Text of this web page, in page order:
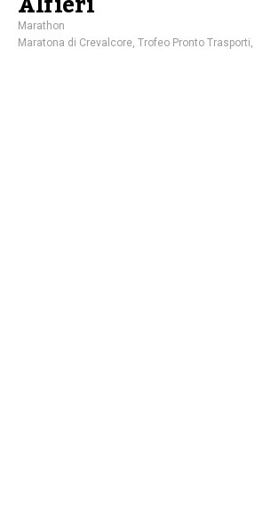
Marathon
Maratona di Crevalcore, Trofeo Pronto Trasporti,